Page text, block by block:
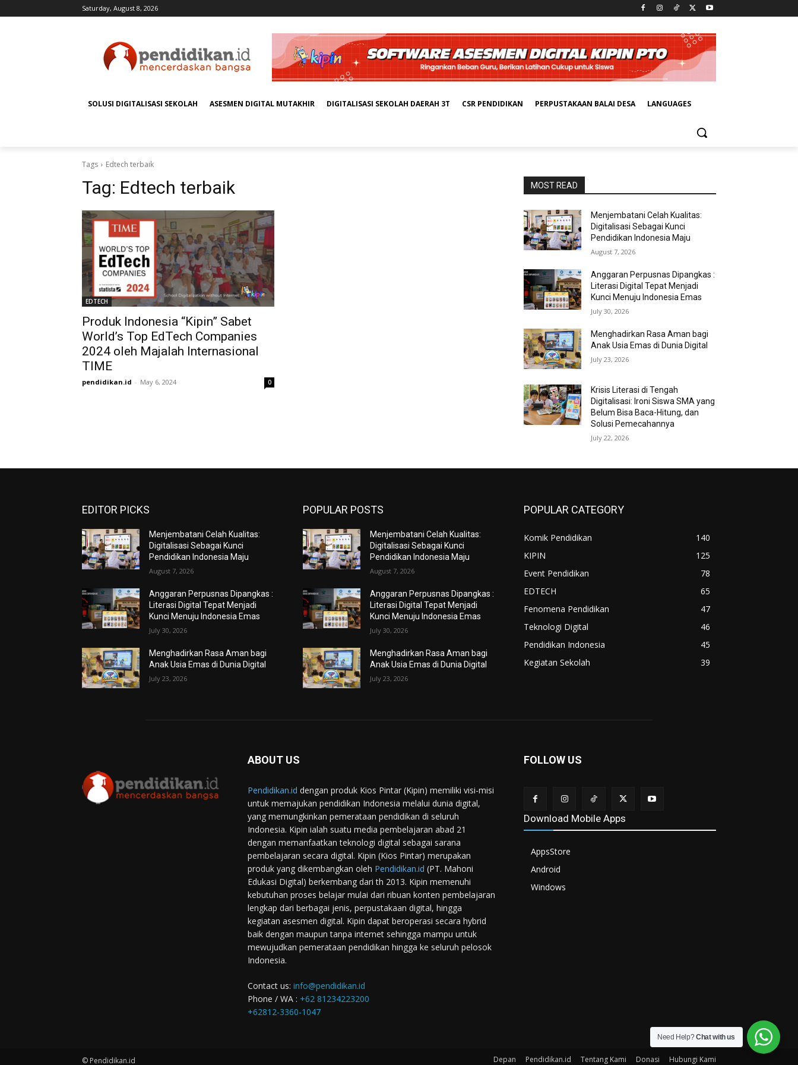
Saturday, August 8, 2026
SOLUSI DIGITALISASI SEKOLAH ASESMEN DIGITAL MUTAKHIR DIGITALISASI SEKOLAH DAERAH 3T CSR PENDIDIKAN PERPUSTAKAAN BALAI DESA LANGUAGES
Tags Edtech terbaik
Tag: Edtech terbaik
EDTECH
Produk Indonesia “Kipin” Sabet
World’s Top EdTech Companies
2024 oleh Majalah Internasional
TIME
pendidikan.id - May 6, 2024 0
MOST READ
Menjembatani Celah Kualitas:
Digitalisasi Sebagai Kunci
Pendidikan Indonesia Maju
August 7, 2026
Anggaran Perpusnas Dipangkas :
Literasi Digital Tepat Menjadi
Kunci Menuju Indonesia Emas
July 30, 2026
Menghadirkan Rasa Aman bagi
Anak Usia Emas di Dunia Digital
July 23, 2026
Krisis Literasi di Tengah
Digitalisasi: Ironi Siswa SMA yang
Belum Bisa Baca-Hitung, dan
Solusi Pemecahannya
July 22, 2026
EDITOR PICKS
Menjembatani Celah Kualitas:
Digitalisasi Sebagai Kunci
Pendidikan Indonesia Maju
August 7, 2026
Anggaran Perpusnas Dipangkas :
Literasi Digital Tepat Menjadi
Kunci Menuju Indonesia Emas
July 30, 2026
Menghadirkan Rasa Aman bagi
Anak Usia Emas di Dunia Digital
July 23, 2026
POPULAR POSTS
Menjembatani Celah Kualitas:
Digitalisasi Sebagai Kunci
Pendidikan Indonesia Maju
August 7, 2026
Anggaran Perpusnas Dipangkas :
Literasi Digital Tepat Menjadi
Kunci Menuju Indonesia Emas
July 30, 2026
Menghadirkan Rasa Aman bagi
Anak Usia Emas di Dunia Digital
July 23, 2026
POPULAR CATEGORY
Komik Pendidikan
140
KIPIN
125
Event Pendidikan
78
EDTECH
65
Fenomena Pendidikan
47
Teknologi Digital
46
Pendidikan Indonesia
45
Kegiatan Sekolah
39
ABOUT US
Pendidikan.id dengan produk Kios Pintar (Kipin) memiliki visi-misi
untuk memajukan pendidikan Indonesia melalui dunia digital,
yang memungkinkan pemerataan pendidikan di seluruh
Indonesia. Kipin ialah suatu media pembelajaran abad 21
dengan memanfaatkan teknologi digital sebagai sarana
pembelajaran secara digital. Kipin (Kios Pintar) merupakan
produk yang dikembangkan oleh Pendidikan.id (PT. Mahoni
Edukasi Digital) berkembang dari th 2013. Kipin memenuhi
kebutuhan proses belajar mulai dari ribuan konten pembelajaran
lengkap dari berbagai jenis, perpustakaan digital, hingga
kegiatan asesmen digital. Kipin dapat beroperasi secara hybrid
baik dengan maupun tanpa internet sehingga mampu untuk
mewujudkan pemerataan pendidikan hingga ke seluruh pelosok
Indonesia.
Contact us: info@pendidikan.id
Phone / WA : +62 81234223200
+62812-3360-1047
FOLLOW US
Download Mobile Apps
AppsStore
Android
Windows
© Pendidikan.id Depan Pendidikan.id Tentang Kami Donasi Hubungi Kami
Need Help?Chat with us